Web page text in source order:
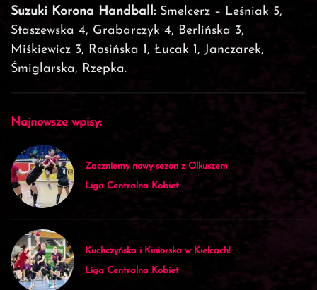
Suzuki Korona Handball:Smelcerz – Leśniak 5,
Staszewska 4, Grabarczyk 4, Berlińska 3,
Miśkiewicz 3, Rosińska 1, Łucak 1, Janczarek,
Śmiglarska, Rzepka.
Najnowsze wpisy:
Zaczniemy nowy sezon z Olkuszem
Liga Centralna Kobiet
Kuchczyńska i Kiniorska w Kielcach!
Liga Centralna Kobiet